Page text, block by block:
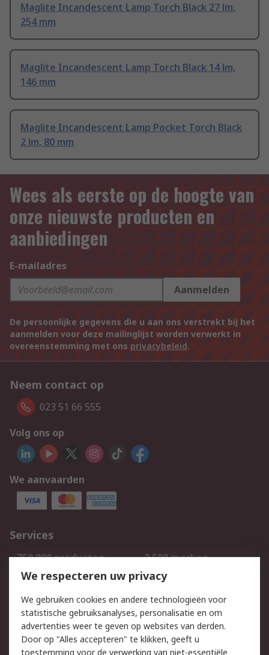
Maglite Incandescent Lamp Torch Black 27 lm,
254 mm
Maglite Incandescent Lamp Torch Black 14 lm,
146 mm
Maglite Incandescent Lamp Pocket Torch Black
2 lm, 80 mm
Wees als eerste op de hoogte van
onze nieuwste producten en
aanbiedingen
E-mailadres
Aanmelden
De persoonlijke gegevens die u aan ons verstrekt bij het
aanmelden voor deze mailinglijst worden verwerkt in
overeenstemming met ons privacybeleid.
Neem contact op
023 51 66 555
Volg ons op
We aanvaarden
Services
750.000 producten
2.500 merken
Bestellen
Inkoopoplossingen
Track & Trace
Wettelijk
We respecteren uw privacy
We gebruiken cookies en andere technologieën voor
statistische gebruiksanalyses, personalisatie en om
advertenties weer te geven op websites van derden.
Door op "Alles accepteren" te klikken, geeft u
toestemming voor de verwerking van niet-essentiële